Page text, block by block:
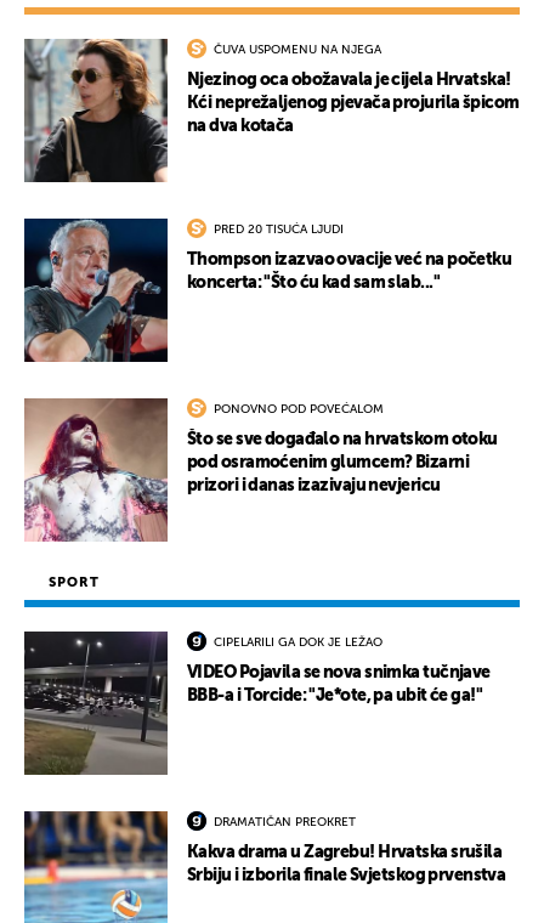
ČUVA USPOMENU NA NJEGA
Njezinog oca obožavala je cijela Hrvatska!
Kći neprežaljenog pjevača projurila špicom
na dva kotača
PRED 20 TISUĆA LJUDI
Thompson izazvao ovacije već na početku
koncerta: "Što ću kad sam slab..."
PONOVNO POD POVEĆALOM
Što se sve događalo na hrvatskom otoku
pod osramoćenim glumcem? Bizarni
prizori i danas izazivaju nevjericu
SPORT
CIPELARILI GA DOK JE LEŽAO
VIDEO Pojavila se nova snimka tučnjave
BBB-a i Torcide: "Je*ote, pa ubit će ga!"
DRAMATIČAN PREOKRET
Kakva drama u Zagrebu! Hrvatska srušila
Srbiju i izborila finale Svjetskog prvenstva
UKLJUČITE NOTIFIKACIJE